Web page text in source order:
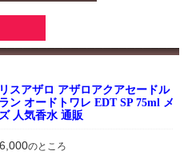
スアザロ アザロアクアセードル
ン オードトワレ EDT SP 75ml メ
人気香水 通販
6,000のところ